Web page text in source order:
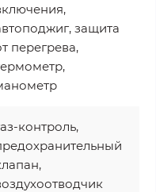
защита
перегрева,
контроль,